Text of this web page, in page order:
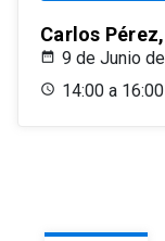
Carlos
9 de Junio
14:00 a 16:00